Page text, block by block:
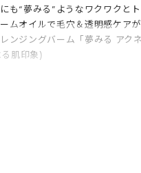
も“夢みる”ようなワクワクと
ムオイルで毛穴＆透明感ケア
ンジングバーム「夢みる アク
肌印象)